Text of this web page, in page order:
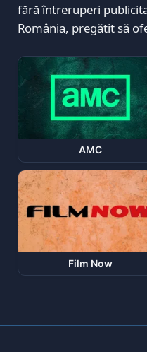
fără întreruperi
România, pregătit să
AMC
Film Now